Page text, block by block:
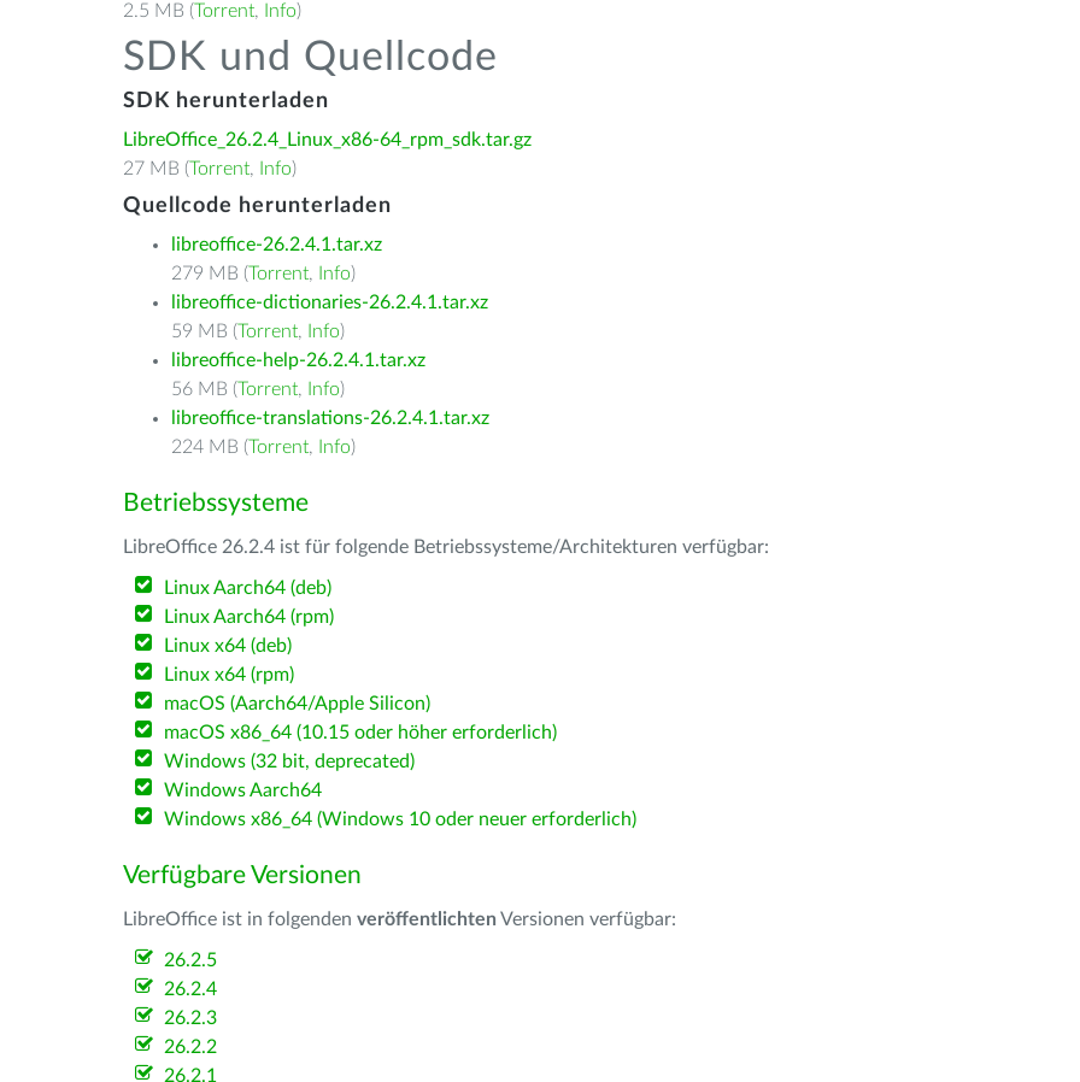
2.5 MB (Torrent, Info)
SDK und Quellcode
SDK herunterladen
LibreOffice_26.2.4_Linux_x86-64_rpm_sdk.tar.gz
27 MB (Torrent, Info)
Quellcode herunterladen
libreoffice-26.2.4.1.tar.xz
279 MB (Torrent, Info)
libreoffice-dictionaries-26.2.4.1.tar.xz
59 MB (Torrent, Info)
libreoffice-help-26.2.4.1.tar.xz
56 MB (Torrent, Info)
libreoffice-translations-26.2.4.1.tar.xz
224 MB (Torrent, Info)
Betriebssysteme
LibreOffice 26.2.4 ist für folgende Betriebssysteme/Architekturen verfügbar:
Linux Aarch64 (deb)
Linux Aarch64 (rpm)
Linux x64 (deb)
Linux x64 (rpm)
macOS (Aarch64/Apple Silicon)
macOS x86_64 (10.15 oder höher erforderlich)
Windows (32 bit, deprecated)
Windows Aarch64
Windows x86_64 (Windows 10 oder neuer erforderlich)
Verfügbare Versionen
LibreOffice ist in folgenden veröffentlichten Versionen verfügbar:
26.2.5
26.2.4
26.2.3
26.2.2
26.2.1